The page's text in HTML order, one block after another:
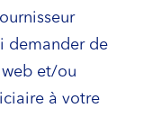
demander de
et/ou
à votre